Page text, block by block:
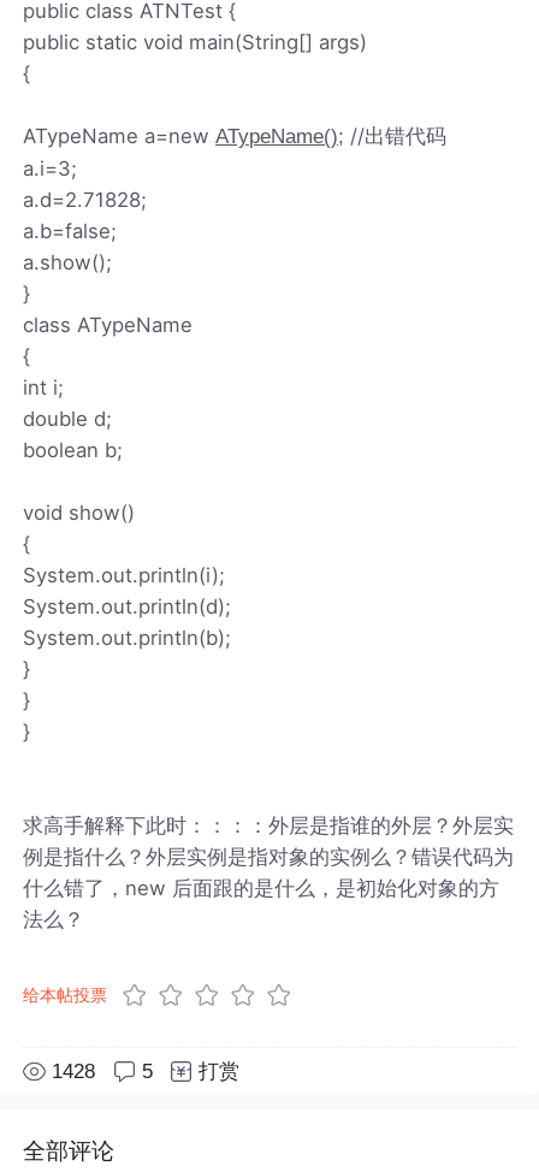
public class ATNTest {
public static void main(String[] args)
{
ATypeName a=newATypeName(); //出错代码
a.i=3;
a.d=2.71828;
a.b=false;
a.show();
}
class ATypeName
{
int i;
double d;
boolean b;
void show()
{
System.out.println(i);
System.out.println(d);
System.out.println(b);
}
}
}
求高手解释下此时：：：：外层是指谁的外层？外层实
例是指什么？外层实例是指对象的实例么？错误代码为
什么错了，new 后面跟的是什么，是初始化对象的方
法么？
给本帖投票
1428 5 打赏
全部评论